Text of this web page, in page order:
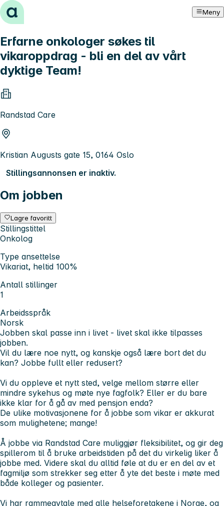
Hopp til innhold Meny
Erfarne onkologer søkes til
vikaroppdrag - bli en del av vårt
dyktige Team!
Randstad Care
Kristian Augusts gate 15, 0164 Oslo
Stillingsannonsen er inaktiv.
Om jobben
Lagre favoritt
Stillingstittel
Onkolog
Type ansettelse
Vikariat, heltid 100%
Antall stillinger
1
Arbeidsspråk
Norsk
Jobben skal passe inn i livet - livet skal ikke tilpasses
jobben.
Vil du lære noe nytt, og kanskje også lære bort det du
kan? Jobbe fullt eller redusert?
Vi du oppleve et nytt sted, velge mellom større eller
mindre sykehus og møte nye fagfolk? Eller er du bare
ikke klar for å gå av med pensjon enda?
De ulike motivasjonene for å jobbe som vikar er akkurat
som mulighetene; mange!
Å jobbe via Randstad Care muliggjør fleksibilitet, og gir deg
spillerom til å bruke arbeidstiden på det du virkelig liker å
jobbe med. Videre skal du alltid føle at du er en del av et
fagmiljø som strekker seg etter å yte det beste i møte med
både kolleger og pasienter.
Vi har rammeavtale med alle helseforetakene i Norge, og